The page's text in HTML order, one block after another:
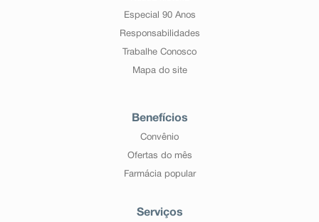
Especial 90 Anos
Responsabilidades
Trabalhe Conosco
Mapa do site
Benefícios
Convênio
Ofertas do mês
Farmácia popular
Serviços